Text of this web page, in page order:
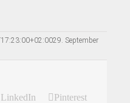
29. September
LinkedIn
Pinterest